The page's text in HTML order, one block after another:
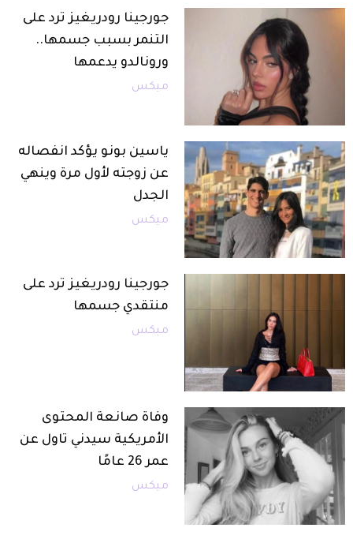
جورجينا رودريغيز ترد على
التنمر بسبب جسمها..
ورونالدو يدعمها
ميكس
ياسين بونو يؤكد انفصاله
عن زوجته لأول مرة وينهي
الجدل
ميكس
جورجينا رودريغيز ترد على
منتقدي جسمها
ميكس
وفاة صانعة المحتوى
الأمريكية سيدني تاول عن
عمر 26 عامًا
ميكس